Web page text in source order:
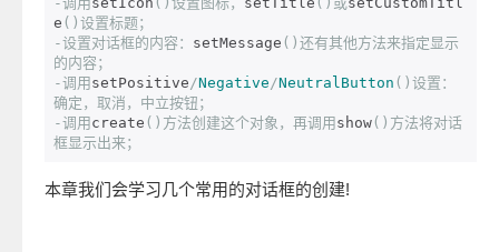
e ()设置标题；
-设置对话框的内容： setMessage ()还有其他方法来指定显示
的内容；
-调用 setPositive /Negative /NeutralButton ()设置：
确定，取消，中立按钮；
-调用 create ()方法创建这个对象，再调用 show()方法将对话
框显示出来；
本章我们会学习几个常用的对话框的创建!